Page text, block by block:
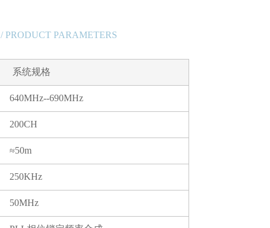
/ PRODUCT PARAMETERS
系统规格
640MHz--690MHz
200CH
≈50m
250KHz
50MHz